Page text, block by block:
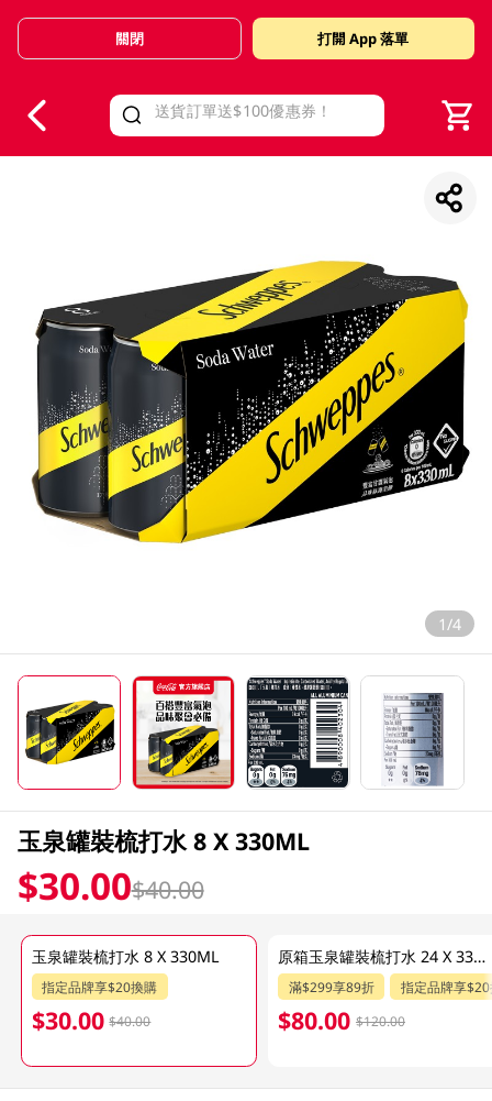
Valid Until 30 June 2026
關閉 打開 App 落單
1/4
玉泉罐裝梳打水 8 X 330ML
$30.00$40.00
玉泉罐裝梳打水 8 X 330ML
指定品牌享$20換購
$30.00 $40.00
原箱玉泉罐裝梳打水 24 X 330ML
滿$299享89折 指定品牌享
$80.00 $120.00